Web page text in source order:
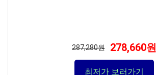
287,280원 278,660원
최저가 보러가기